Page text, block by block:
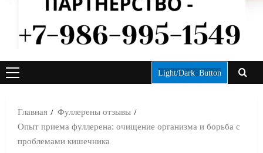
ОСНОВНОЕ
Light/Dark Button
Главная
Фуллерены отзывы
Опыт приема фуллерена: очищение организма и борьба с
проблемами кишечника